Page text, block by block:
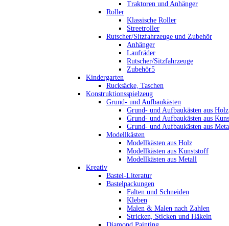
Traktoren und Anhänger
Roller
Klassische Roller
Streetroller
Rutscher/Sitzfahrzeuge und Zubehör
Anhänger
Laufräder
Rutscher/Sitzfahrzeuge
Zubehör5
Kindergarten
Rucksäcke, Taschen
Konstruktionsspielzeug
Grund- und Aufbaukästen
Grund- und Aufbaukästen aus Holz
Grund- und Aufbaukästen aus
Grund- und Aufbaukästen aus
Modellkästen
Modellkästen aus Holz
Modellkästen aus Kunststoff
Modellkästen aus Metall
Kreativ
Bastel-Literatur
Bastelpackungen
Falten und Schneiden
Kleben
Malen & Malen nach Zahlen
Stricken, Sticken und Häkeln